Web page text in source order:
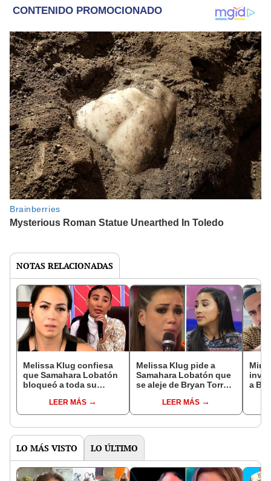
NOTAS RELACIONADAS
Melissa Klug confiesa
que Samahara Lobatón
bloqueó a toda su
Bryan Torres: "Nos
hemos vuelto sus
LEER MÁS
Melissa Klug pide a
Samahara Lobatón que
se aleje de Bryan Torres
arrodillado ante Dios
por mi hija”
LEER MÁS
a
LO MÁS VISTO LO ÚLTIMO